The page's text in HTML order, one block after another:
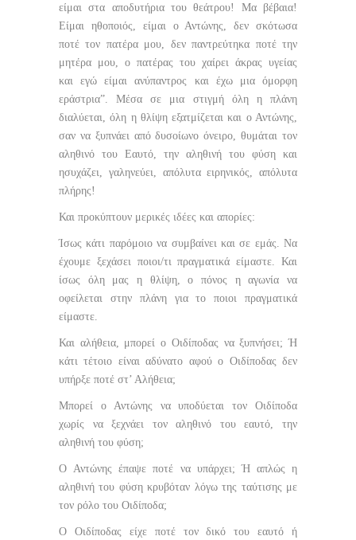
είμαι στα αποδυτήρια του θεάτρου! Μα βέβαια!
Είμαι ηθοποιός, είμαι ο Αντώνης, δεν σκότωσα
ποτέ τον πατέρα μου, δεν παντρεύτηκα ποτέ την
μητέρα μου, ο πατέρας του χαίρει άκρας υγείας
και εγώ είμαι ανύπαντρος και έχω μια όμορφη
εράστρια”. Μέσα σε μια στιγμή όλη η πλάνη
διαλύεται, όλη η θλίψη εξατμίζεται και ο Αντώνης,
σαν να ξυπνάει από δυσοίωνο όνειρο, θυμάται τον
αληθινό του Εαυτό, την αληθινή του φύση και
ησυχάζει, γαληνεύει, απόλυτα ειρηνικός, απόλυτα
πλήρης!
Και προκύπτουν μερικές ιδέες και απορίες:
Ίσως κάτι παρόμοιο να συμβαίνει και σε εμάς. Να
έχουμε ξεχάσει ποιοι/τι πραγματικά είμαστε. Και
ίσως όλη μας η θλίψη, ο πόνος η αγωνία να
οφείλεται στην πλάνη για το ποιοι πραγματικά
είμαστε.
Και αλήθεια, μπορεί ο Οιδίποδας να ξυπνήσει; Ή
κάτι τέτοιο είναι αδύνατο αφού ο Οιδίποδας δεν
υπήρξε ποτέ στ’ Αλήθεια;
Μπορεί ο Αντώνης να υποδύεται τον Οιδίποδα
χωρίς να ξεχνάει τον αληθινό του εαυτό, την
αληθινή του φύση;
O Αντώνης έπαψε ποτέ να υπάρχει; Ή απλώς η
αληθινή του φύση κρυβόταν λόγω της ταύτισης με
τον ρόλο του Οιδίποδα;
Ο Οιδίποδας είχε ποτέ τον δικό του εαυτό ή